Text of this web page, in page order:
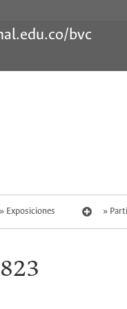
bvc
Exposiciones